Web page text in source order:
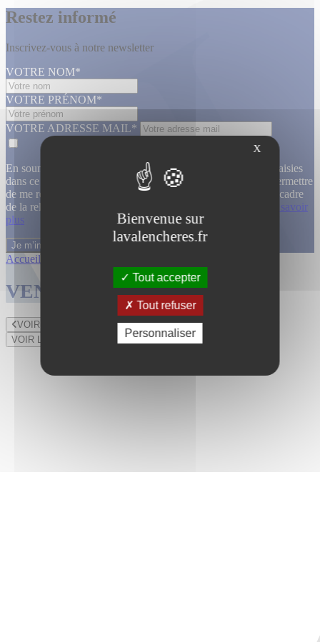
Restez informé
Inscrivez-vous à notre newsletter
VOTRE NOM*
VOTRE PRÉNOM*
VOTRE ADRESSE MAIL*
En soumettant ce formulaire, j’accepte que les informations saisies
dans ce formulaire soient utilisées, exploitées, traitées pour permettre
de me recontacter, pour m’envoyer des informations, dans le cadre
de la relation commerciale qui découle de cette demande.
En savoir
plus
Accueil
VENTES TERMINÉES
VOIR LE LOT PRÉCÉDENT
VOIR LE LOT SUIVANT
X
Bienvenue sur
lavalencheres.fr
Tout accepter
Tout refuser
Personnaliser